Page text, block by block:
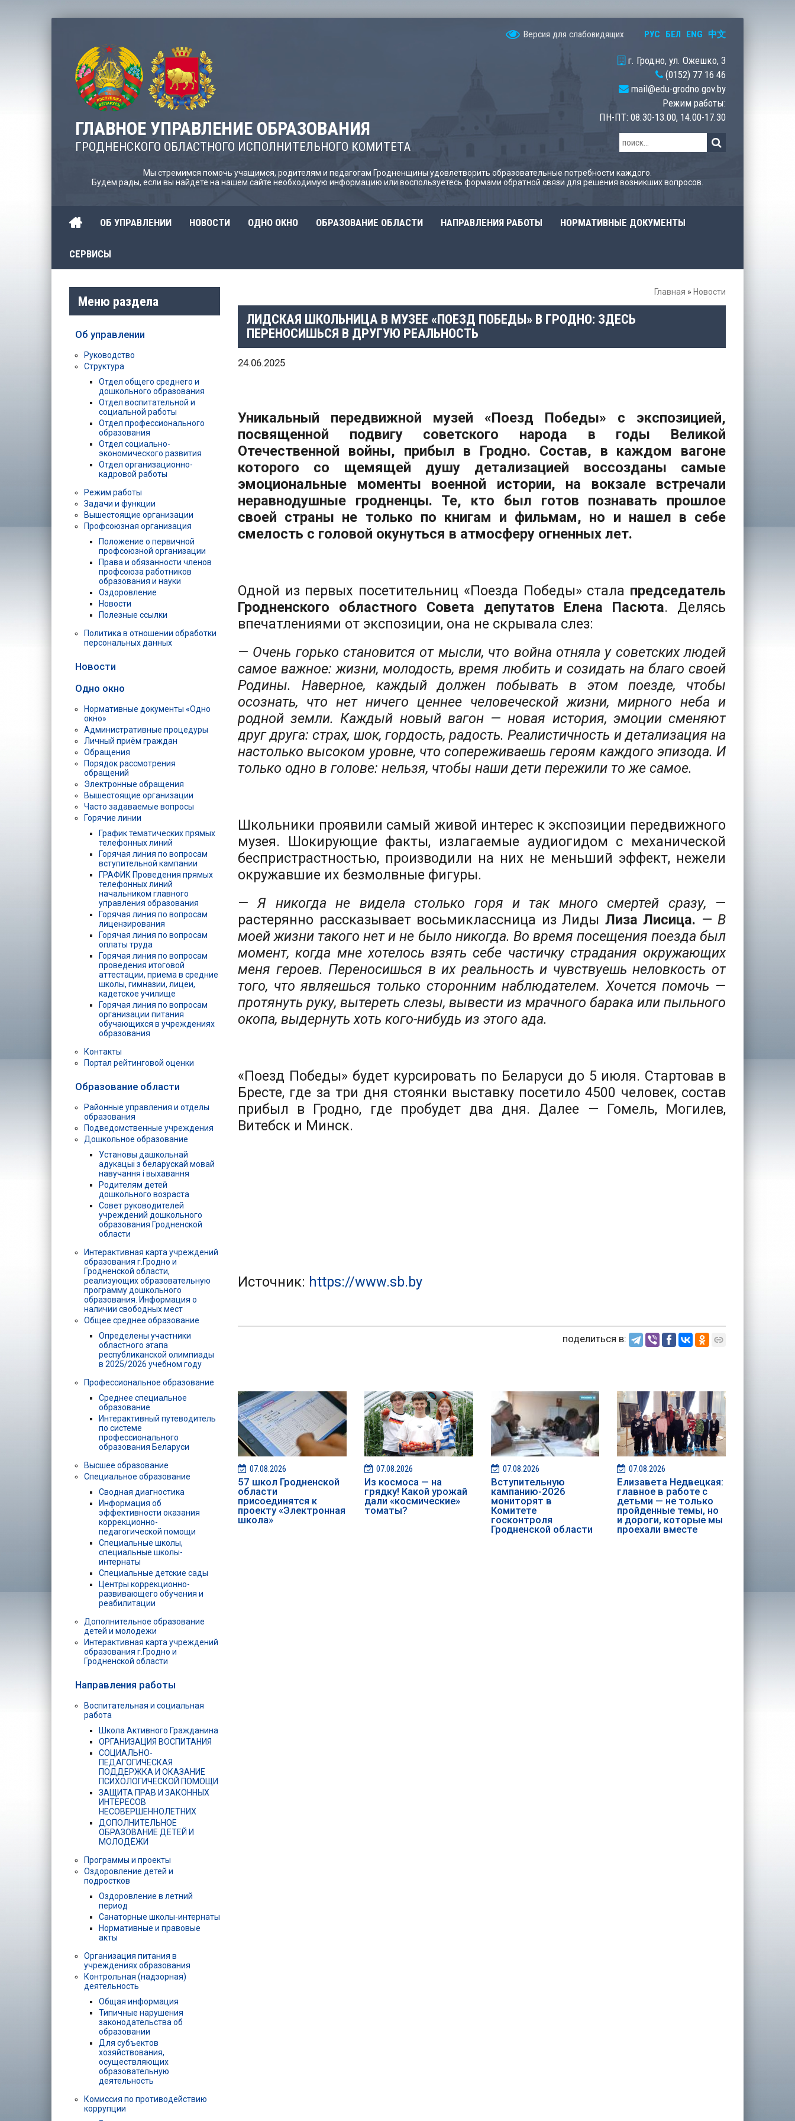
Версия для слабовидящих РУС БЕЛ ENG 中文
ГЛАВНОЕ УПРАВЛЕНИЕ ОБРАЗОВАНИЯ
ГРОДНЕНСКОГО ОБЛАСТНОГО ИСПОЛНИТЕЛЬНОГО КОМИТЕТА
г. Гродно, ул. Ожешко, 3
(0152) 77 16 46
mail@edu-grodno.gov.by
Режим работы:
ПН-ПТ: 08.30-13.00, 14.00-17.30
Мы стремимся помочь учащимся, родителям и педагогам Гродненщины удовлетворить образовательные потребности каждого.
Будем рады, если вы найдете на нашем сайте необходимую информацию или воспользуетесь формами обратной связи для решения возникших вопросов.
ОБ УПРАВЛЕНИИ НОВОСТИ ОДНО ОКНО ОБРАЗОВАНИЕ ОБЛАСТИ НАПРАВЛЕНИЯ РАБОТЫ НОРМАТИВНЫЕ ДОКУМЕНТЫ
СЕРВИСЫ
Главная » Новости
ЛИДСКАЯ ШКОЛЬНИЦА В МУЗЕЕ «ПОЕЗД ПОБЕДЫ» В ГРОДНО: ЗДЕСЬ
ПЕРЕНОСИШЬСЯ В ДРУГУЮ РЕАЛЬНОСТЬ
24.06.2025
Уникальный передвижной музей «Поезд Победы» с экспозицией,
посвященной подвигу советского народа в годы Великой
Отечественной войны, прибыл в Гродно. Состав, в каждом вагоне
которого со щемящей душу детализацией воссозданы самые
эмоциональные моменты военной истории, на вокзале встречали
неравнодушные гродненцы. Те, кто был готов познавать прошлое
своей страны не только по книгам и фильмам, но и нашел в себе
смелость с головой окунуться в атмосферу огненных лет.
Одной из первых посетительниц «Поезда Победы» стала председатель
Гродненского областного Совета депутатов Елена Пасюта. Делясь
впечатлениями от экспозиции, она не скрывала слез:
— Очень горько становится от мысли, что война отняла у советских людей
самое важное: жизни, молодость, время любить и созидать на благо своей
Родины. Наверное, каждый должен побывать в этом поезде, чтобы
осознать, что нет ничего ценнее человеческой жизни, мирного неба и
родной земли. Каждый новый вагон — новая история, эмоции сменяют
друг друга: страх, шок, гордость, радость. Реалистичность и детализация на
настолько высоком уровне, что сопереживаешь героям каждого эпизода. И
только одно в голове: нельзя, чтобы наши дети пережили то же самое.
Школьники проявили самый живой интерес к экспозиции передвижного
музея. Шокирующие факты, излагаемые аудиогидом с механической
беспристрастностью, производили на них не меньший эффект, нежели
окружавшие их безмолвные фигуры.
— Я никогда не видела столько горя и так много смертей сразу, —
растерянно рассказывает восьмиклассница из Лиды Лиза Лисица. — В
моей жизни такого нет и не было никогда. Во время посещения поезда был
момент, когда мне хотелось взять себе частичку страдания окружающих
меня героев. Переносишься в их реальность и чувствуешь неловкость от
того, что являешься только сторонним наблюдателем. Хочется помочь —
протянуть руку, вытереть слезы, вывести из мрачного барака или пыльного
окопа, выдернуть хоть кого-нибудь из этого ада.
«Поезд Победы» будет курсировать по Беларуси до 5 июля. Стартовав в
Бресте, где за три дня стоянки выставку посетило 4500 человек, состав
прибыл в Гродно, где пробудет два дня. Далее — Гомель, Могилев,
Витебск и Минск.
Источник: https://www.sb.by
поделиться в:
07.08.2026
57 школ Гродненской
области
присоединятся к
проекту «Электронная
школа»
07.08.2026
Из космоса — на
грядку! Какой урожай
дали «космические»
томаты?
07.08.2026
️️Вступительную
кампанию-2026
мониторят в
Комитете
госконтроля
Гродненской области
07.08.2026
Елизавета Недвецкая:
главное в работе с
детьми — не только
пройденные темы, но
и дороги, которые мы
проехали вместе
Меню раздела
Об управлении
Руководство
Структура
Отдел общего среднего и
дошкольного образования
Отдел воспитательной и
социальной работы
Отдел профессионального
образования
Отдел социально-
экономического развития
Отдел организационно-
кадровой работы
Режим работы
Задачи и функции
Вышестоящие организации
Профсоюзная организация
Положение о первичной
профсоюзной организации
Права и обязанности членов
профсоюза работников
образования и науки
Оздоровление
Новости
Полезные ссылки
Политика в отношении обработки
персональных данных
Новости
Одно окно
Нормативные документы «Одно
окно»
Административные процедуры
Личный приём граждан
Обращения
Порядок рассмотрения
обращений
Электронные обращения
Вышестоящие организации
Часто задаваемые вопросы
Горячие линии
График тематических прямых
телефонных линий
Горячая линия по вопросам
вступительной кампании
ГРАФИК Проведения прямых
телефонных линий
начальником главного
управления образования
Горячая линия по вопросам
лицензирования
Горячая линия по вопросам
оплаты труда
Горячая линия по вопросам
проведения итоговой
аттестации, приема в средние
школы, гимназии, лицеи,
кадетское училище
Горячая линия по вопросам
организации питания
обучающихся в учреждениях
образования
Контакты
Портал рейтинговой оценки
Образование области
Районные управления и отделы
образования
Подведомственные учреждения
Дошкольное образование
Установы дашкольнай
адукацыі з беларускай мовай
навучання і выхавання
Родителям детей
дошкольного возраста
Совет руководителей
учреждений дошкольного
образования Гродненской
области
Интерактивная карта учреждений
образования г.Гродно и
Гродненской области,
реализующих образовательную
программу дошкольного
образования. Информация о
наличии свободных мест
Общее среднее образование
Определены участники
областного этапа
республиканской олимпиады
в 2025/2026 учебном году
Профессиональное образование
Среднее специальное
образование
Интерактивный путеводитель
по системе
профессионального
образования Беларуси
Высшее образование
Специальное образование
Сводная диагностика
Информация об
эффективности оказания
коррекционно-
педагогической помощи
Специальные школы,
специальные школы-
интернаты
Специальные детские сады
Центры коррекционно-
развивающего обучения и
реабилитации
Дополнительное образование
детей и молодежи
Интерактивная карта учреждений
образования г.Гродно и
Гродненской области
Направления работы
Воспитательная и социальная
работа
Школа Активного Гражданина
ОРГАНИЗАЦИЯ ВОСПИТАНИЯ
СОЦИАЛЬНО-
ПЕДАГОГИЧЕСКАЯ
ПОДДЕРЖКА И ОКАЗАНИЕ
ПСИХОЛОГИЧЕСКОЙ ПОМОЩИ
ЗАЩИТА ПРАВ И ЗАКОННЫХ
ИНТЕРЕСОВ
НЕСОВЕРШЕННОЛЕТНИХ
ДОПОЛНИТЕЛЬНОЕ
ОБРАЗОВАНИЕ ДЕТЕЙ И
МОЛОДЁЖИ
Программы и проекты
Оздоровление детей и
подростков
Оздоровление в летний
период
Санаторные школы-интернаты
Нормативные и правовые
акты
Организация питания в
учреждениях образования
Контрольная (надзорная)
деятельность
Общая информация
Типичные нарушения
законодательства об
образовании
Для субъектов
хозяйствования,
осуществляющих
образовательную
деятельность
Комиссия по противодействию
коррупции